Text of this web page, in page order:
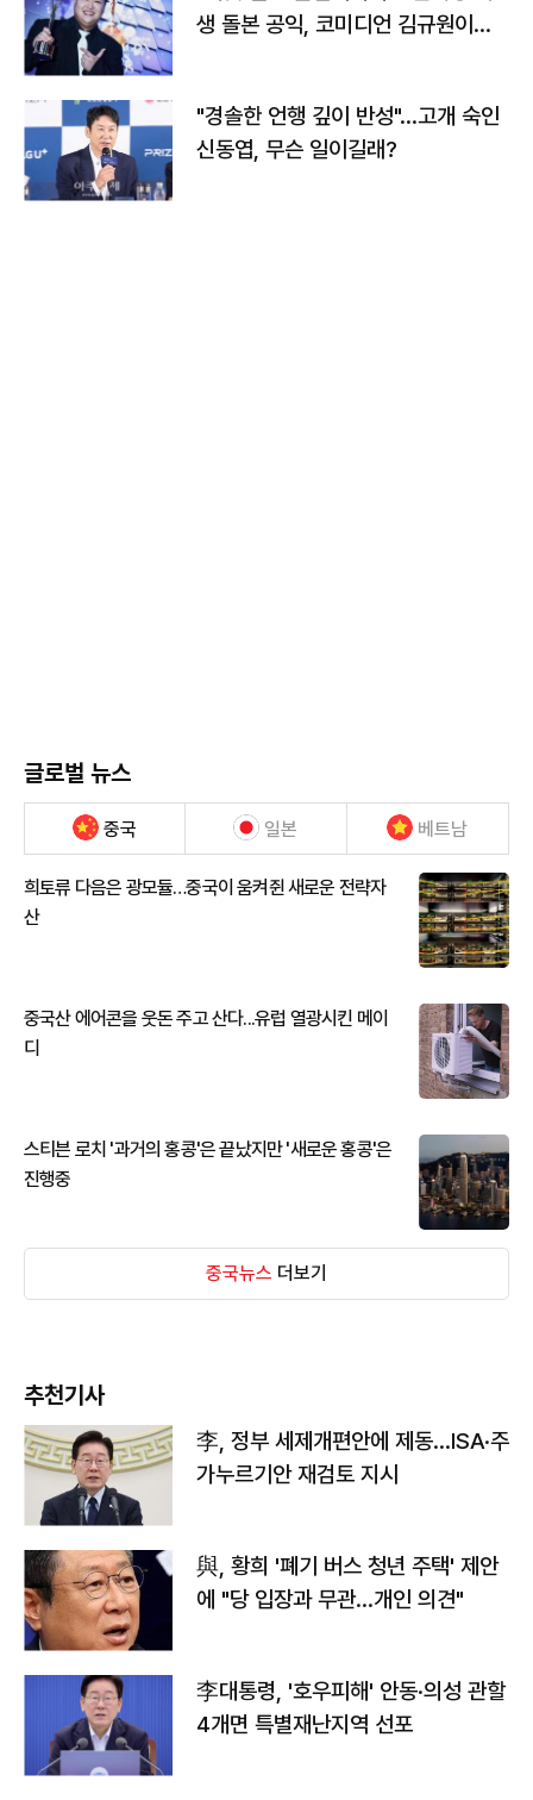
생 돌본 공익, 코미디언 김규원이었
"경솔한 언행 깊이 반성"…고개 숙인
신동엽, 무슨 일이길래?
글로벌 뉴스
중국 일본 베트남
희토류 다음은 광모듈…중국이 움켜쥔 새로운 전략자
산
중국산 에어콘을 웃돈 주고 산다...유럽 열광시킨 메이
디
스티븐 로치 '과거의 홍콩'은 끝났지만 '새로운 홍콩'은
진행중
중국뉴스 더보기
추천기사
李, 정부 세제개편안에 제동…ISA·주
가누르기안 재검토 지시
與, 황희 '폐기 버스 청년 주택' 제안
에 "당 입장과 무관…개인 의견"
李대통령, '호우피해' 안동·의성 관할
4개면 특별재난지역 선포